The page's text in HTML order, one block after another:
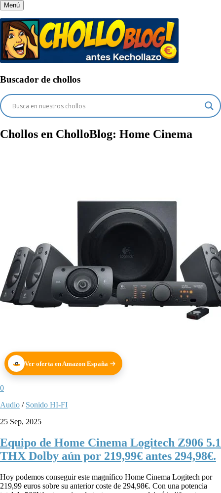
Menú
Buscador de chollos
Chollos en CholloBlog: Home Cinema
Ver oferta en Amazon España
0
Audio / Sonido HI-FI
25 Sep, 2025
Equipo de Home Cinema Logitech Z906 5.1
THX Dolby aún por 219,99€ antes 294,98€.
Hoy podemos conseguir este magnífico Home Cinema Logitech por
219,99 euros sobre su anterior coste de 294,98€. Con una potencia